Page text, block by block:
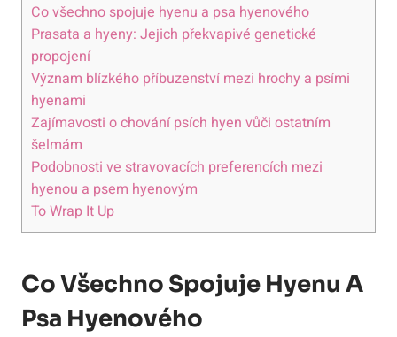
Co všechno spojuje hyenu a psa hyenového
Prasata a hyeny: Jejich překvapivé genetické
propojení
Význam blízkého příbuzenství mezi hrochy a psími
hyenami
Zajímavosti o chování psích hyen vůči ostatním
šelmám
Podobnosti ve stravovacích preferencích mezi
hyenou a psem hyenovým
To Wrap It Up
Co Všechno Spojuje Hyenu A
Psa Hyenového